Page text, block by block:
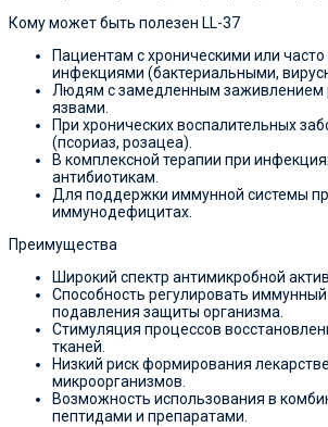
Кому может быть полезен LL-37
Пациентам с хроническими или
инфекциями (бактериальными,
Людям с замедленным заживлением
язвами.
При хронических воспалительных
(псориаз, розацеа).
В комплексной терапии при
антибиотикам.
Для поддержки иммунной системы
иммунодефицитах.
Преимущества
Широкий спектр антимикробной
Способность регулировать иммунный
подавления защиты организма.
Стимуляция процессов
тканей.
Низкий риск формирования
микроорганизмов.
Возможность использования в
пептидами и препаратами.